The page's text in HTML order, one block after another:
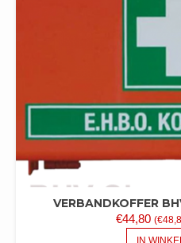
VERBANDKOFFER
€44,80 (€
IN